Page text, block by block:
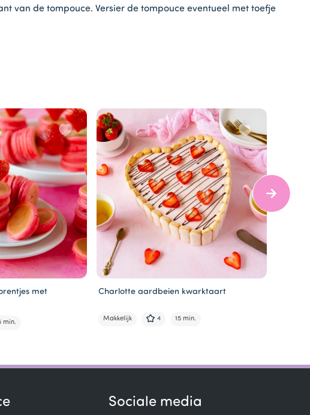
van de tompouce. Versier de tompouce eventueel met toefje
met
min.
Charlotte aardbeien kwarktaart
Makkelijk 4 15 min.
Sociale media